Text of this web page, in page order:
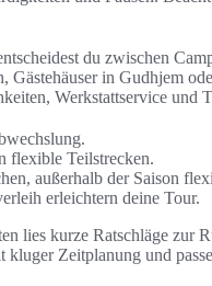
du zwischen
in Gudhjem
Werkstattservice und
flexible Teilstrecken.
außerhalb der Saison
erleichtern deine Tour.
lies kurze Ratschläge zur
Zeitplanung und